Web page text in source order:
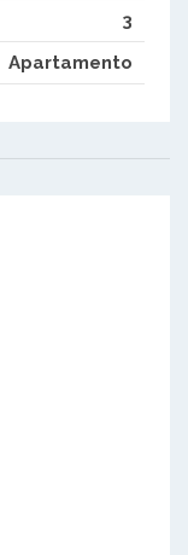
3
Apartamento